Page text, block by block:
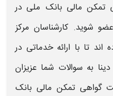
تمکن مالی بانک ملی در
شوید. کارشناسان مرکز
اند تا با ارائه خدماتی در
به سوالات شما عزیزان
گواهی تمکن مالی بانک